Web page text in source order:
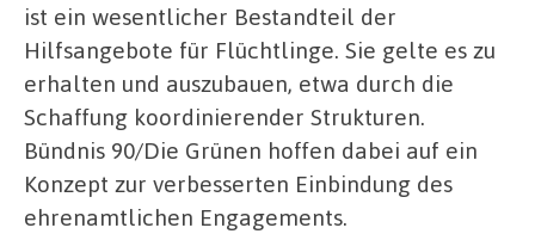
ist ein wesentlicher Bestandteil der
Hilfsangebote für Flüchtlinge. Sie gelte es zu
erhalten und auszubauen, etwa durch die
Schaffung koordinierender Strukturen.
Bündnis 90/Die Grünen hoffen dabei auf ein
Konzept zur verbesserten Einbindung des
ehrenamtlichen Engagements.